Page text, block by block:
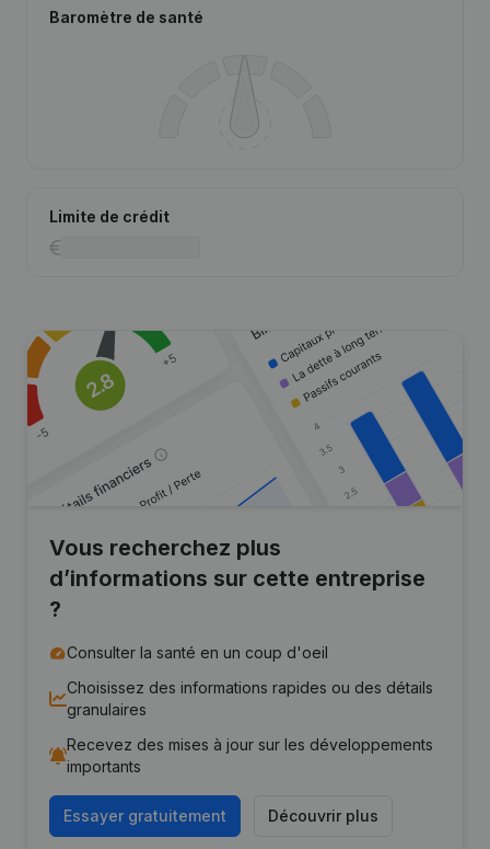
Baromètre de santé
Limite de crédit
Vous recherchez plus
d’informations sur cette entreprise
?
Consulter la santé en un coup d'oeil
Choisissez des informations rapides ou des détails
granulaires
Recevez des mises à jour sur les développements
importants
Essayer gratuitement Découvrir plus